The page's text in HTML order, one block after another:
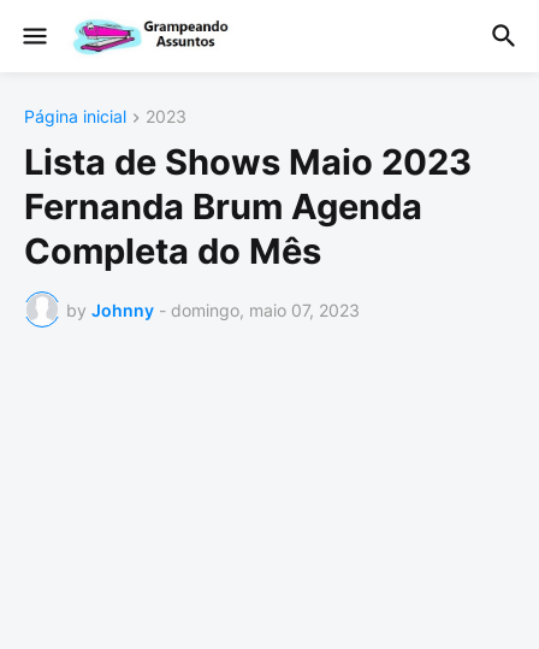
Página inicial 2023
Lista de Shows Maio 2023
Fernanda Brum Agenda
Completa do Mês
by Johnny - domingo, maio 07, 2023